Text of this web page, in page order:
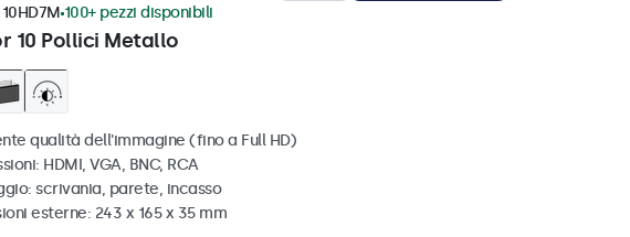
10 Pollici Metallo
10HD7M 100+ pezzi disponibili
qualità dell'immagine (fino a Full HD)
HDMI, VGA, BNC, RCA
scrivania, parete, incasso
esterne: 243 x 165 x 35 mm